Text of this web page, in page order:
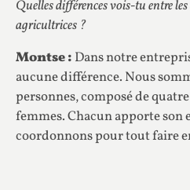
Quelles différences vois-tu entre
agricultrices ?
Montse : Dans notre
aucune différence. Nous
personnes, composé de
femmes. Chacun apporte son
coordonnons pour tout faire